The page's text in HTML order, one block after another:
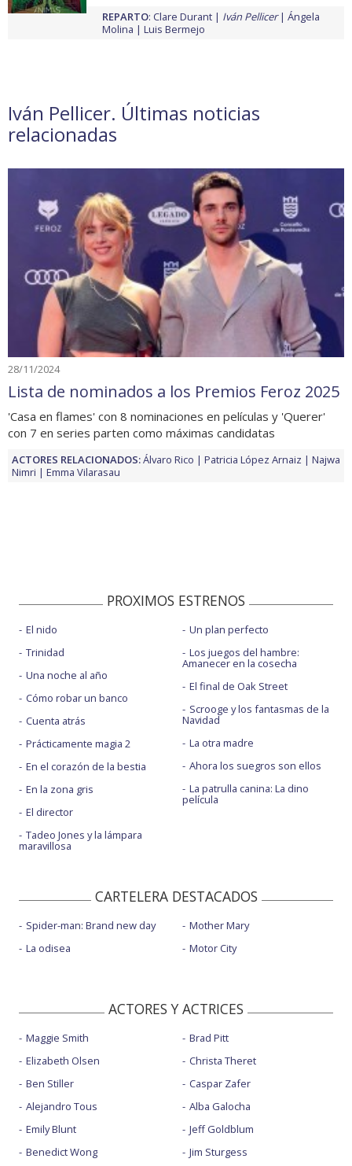
REPARTO: Clare Durant Iván Pellicer
Ángela
Molina
Luis Bermejo
Iván Pellicer. Últimas noticias
relacionadas
28/11/2024
Lista de nominados a los Premios Feroz 2025
'Casa en flames' con 8 nominaciones en películas y 'Querer'
con 7 en series parten como máximas candidatas
ACTORES RELACIONADOS:Álvaro Rico Patricia López Arnaiz
Najwa
Nimri
Emma Vilarasau
PROXIMOS ESTRENOS
El nido
Trinidad
Una noche al año
Cómo robar un banco
Cuenta atrás
Prácticamente magia 2
En el corazón de la bestia
En la zona gris
El director
Tadeo Jones y la lámpara
maravillosa
Un plan perfecto
Los juegos del hambre:
Amanecer en la cosecha
El final de Oak Street
Scrooge y los fantasmas de la
Navidad
La otra madre
Ahora los suegros son ellos
La patrulla canina: La dino
película
CARTELERA DESTACADOS
Spider-man: Brand new day
La odisea
Mother Mary
Motor City
ACTORES Y ACTRICES
Maggie Smith
Elizabeth Olsen
Ben Stiller
Alejandro Tous
Emily Blunt
Benedict Wong
Brad Pitt
Christa Theret
Caspar Zafer
Alba Galocha
Jeff Goldblum
Jim Sturgess